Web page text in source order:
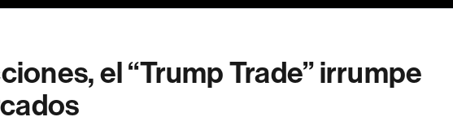
el “Trump Trade” irrumpe